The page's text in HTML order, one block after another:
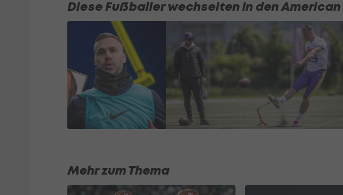
Diese Fußballer wechselten in den
Mehr zum Thema